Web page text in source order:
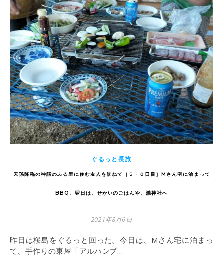
ぐるっと長旅
天孫降臨の神話のふる里に住む友人を訪ねて［５・６日目］Mさん宅に泊まって
BBQ。翌日は、せかいのごはんや、瀧神社へ
2021年8月6日
昨日は桜島をぐるっと回った。今日は、Mさん宅に泊まっ
て、手作りの東屋「アルハンブ…